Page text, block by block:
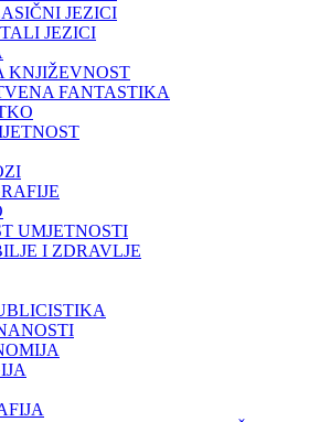
JEZICI
JEZICI
KNJIŽEVNOST
FANTASTIKA
UMJETNOSTI
I ZDRAVLJE